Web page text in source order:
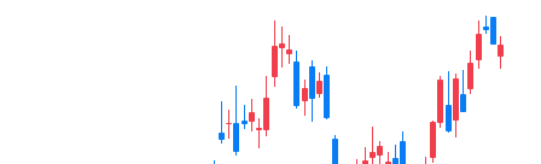
The chart has 1 X axis displaying Time. Data ranges from
The chart has 1 Y axis displaying values. Data ranges from 68.05